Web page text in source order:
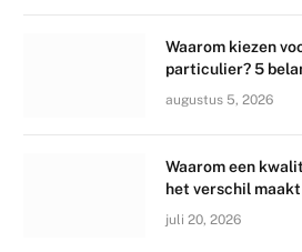
Waarom kiezen
particulier? 5
augustus 5, 2026
Waarom een
het verschil
juli 20, 2026